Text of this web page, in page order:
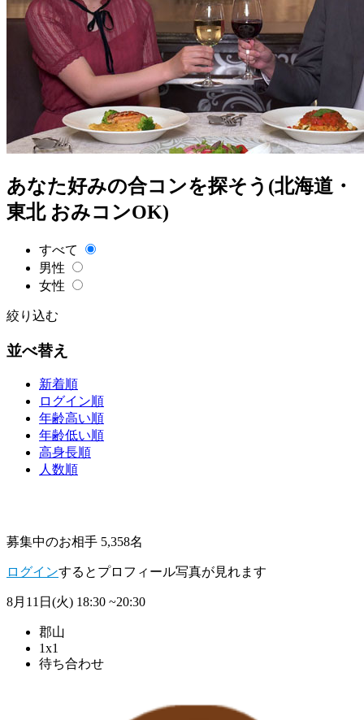
あなた好みの合コンを探そう(北海道・
東北 おみコンOK)
すべて
男性
女性
絞り込む
並べ替え
新着順
ログイン順
年齢高い順
年齢低い順
高身長順
人数順
募集中のお相手 5,358名
ログインするとプロフィール写真が見れます
8月11日(火) 18:30 ~20:30
郡山
1x1
待ち合わせ